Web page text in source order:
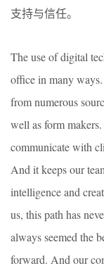
支持与信任。
The use of digital
office in many
from numerous
well as form
communicate with
And it keeps our
intelligence and
us, this path has
always seemed the
forward. And our